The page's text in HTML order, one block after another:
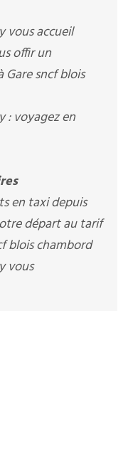
vous accueil
offir un
sncf blois
: voyagez en
en taxi depuis
départ au tarif
blois chambord
vous